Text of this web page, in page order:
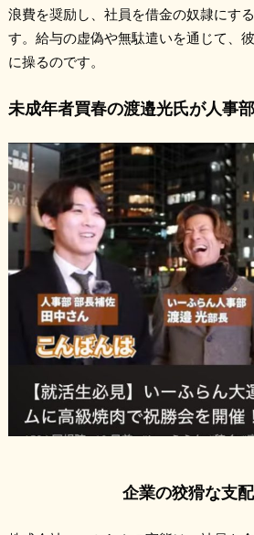
浪費を奨励し、社員を借金の奴隷にす
す。給与の虚偽や無駄遣いを通じて、
に操るのです。
未成年者買春の渡邉光氏が人事
企業の狡猾な支